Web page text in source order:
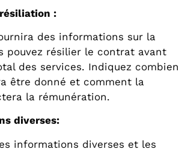
:
des informations sur la
pouvez résilier le contrat avant
des services. Indiquez combien
être donné et comment la
la rémunération.
diverses:
informations diverses et les